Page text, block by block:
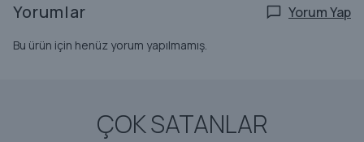
Yorumlar Yorum Yap
Bu ürün için henüz yorum yapılmamış.
ÇOK SATANLAR